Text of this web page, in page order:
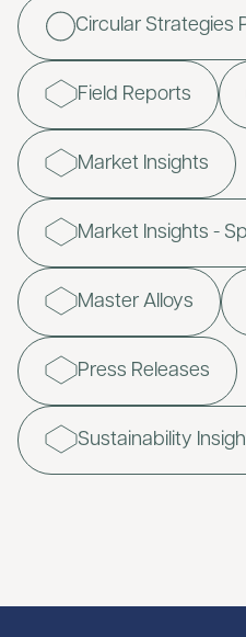
Circular Strategies
Field Reports
Market Insights
Market Insights -
Master Alloys
Press Releases
Sustainability